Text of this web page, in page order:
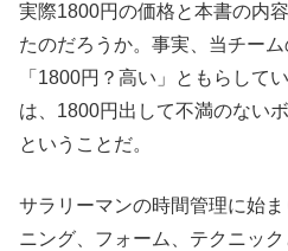
実際1800円の価格と本書の内
たのだろうか。事実、当チー
「1800円？高い」ともらして
は、1800円出して不満のない
ということだ。
サラリーマンの時間管理に始
ニング、フォーム、テクニック